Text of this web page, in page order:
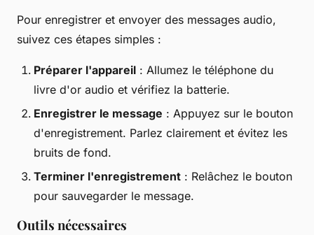
Pour enregistrer et envoyer des messages audio,
suivez ces étapes simples :
Préparer l'appareil : Allumez le téléphone du
livre d'or audio et vérifiez la batterie.
Enregistrer le message : Appuyez sur le bouton
d'enregistrement. Parlez clairement et évitez les
bruits de fond.
Terminer l'enregistrement : Relâchez le bouton
pour sauvegarder le message.
Outils nécessaires